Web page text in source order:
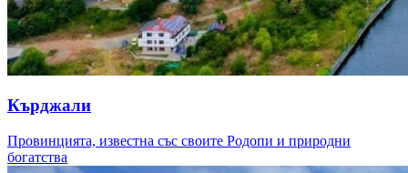
Кърджали
Провинцията, известна със своите Родопи и природни
богатства